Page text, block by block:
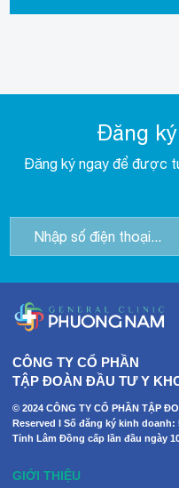
Đăng
Đăng ký ngay để được
CÔNG TY CỔ PHẦN
TẬP ĐOÀN ĐẦU TƯ Y
© 2024 CÔNG TY CỔ PHẦN TẬP
Reserved I Số đăng ký kinh
Tỉnh Lâm Đồng cấp lần đầu ngày
GIỚI THIỆU